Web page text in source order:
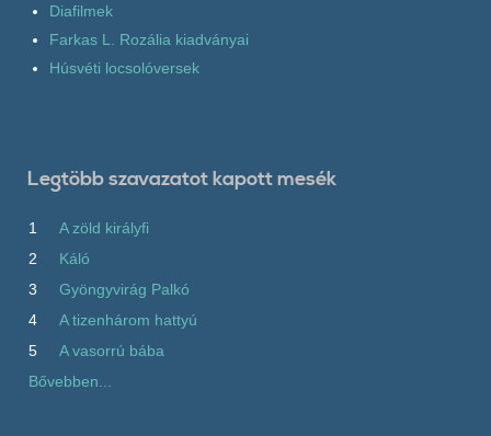
Diafilmek
Farkas L. Rozália kiadványai
Húsvéti locsolóversek
Legtöbb szavazatot kapott mesék
1
A zöld királyfi
2
Káló
3
Gyöngyvirág Palkó
4
A tizenhárom hattyú
5
A vasorrú bába
Bővebben...